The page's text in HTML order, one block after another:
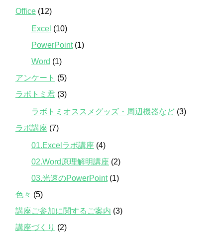
Office (12)
Excel (10)
PowerPoint(1)
Word (1)
アンケート (5)
ラボトミ君 (3)
ラボトミオススメグッズ・周辺機器など (3)
ラボ講座 (7)
01.Excelラボ講座 (4)
02.Word原理解明講座 (2)
03.光速のPowerPoint(1)
色々 (5)
講座ご参加に関するご案内 (3)
講座づくり (2)